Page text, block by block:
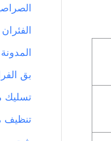
الفئران
المدونة
بق
تسليك
تنظيف